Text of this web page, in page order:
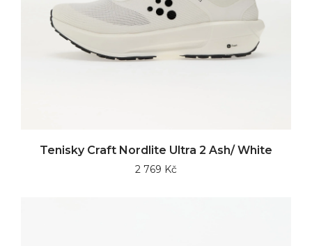
Tenisky Craft Nordlite Ultra 2 Ash/ White
2 769 Kč